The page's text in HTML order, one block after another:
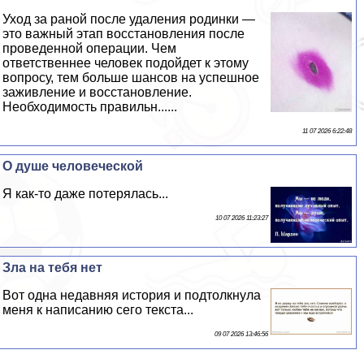
Уход за раной после удаления родинки —
это важный этап восстановления после
проведенной операции. Чем
ответственнее человек подойдет к этому
вопросу, тем больше шансов на успешное
заживление и восстановление.
Необходимость правильн......
11 07 2026 6:22:48
О душе человеческой
Я как-то даже потерялась...
10 07 2026 11:23:27
Зла на тебя нет
Вот одна недавняя история и подтолкнула
меня к написанию сего текста...
09 07 2026 13:46:56